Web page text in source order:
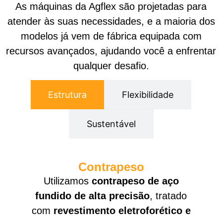
As máquinas da Agflex são projetadas para
atender às suas necessidades, e a maioria dos
modelos já vem de fábrica equipada com
recursos avançados, ajudando você a enfrentar
qualquer desafio.
Estrutura Flexibilidade
Sustentável
Contrapeso
Utilizamos contrapeso de aço
fundido de alta precisão, tratado
com revestimento eletroforético e